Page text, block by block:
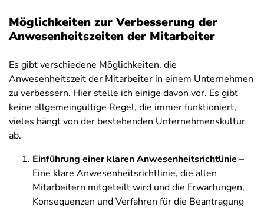
Möglichkeiten zur Verbesserung der
Anwesenheitszeiten der Mitarbeiter
Es gibt verschiedene Möglichkeiten, die
Anwesenheitszeit der Mitarbeiter in einem Unternehmen
zu verbessern. Hier stelle ich einige davon vor. Es gibt
keine allgemeingültige Regel, die immer funktioniert,
vieles hängt von der bestehenden Unternehmenskultur
ab.
Einführung einer klaren Anwesenheitsrichtlinie –
Eine klare Anwesenheitsrichtlinie, die allen
Mitarbeitern mitgeteilt wird und die Erwartungen,
Konsequenzen und Verfahren für die Beantragung